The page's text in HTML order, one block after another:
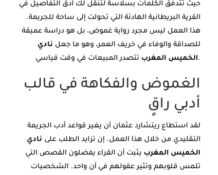
حيث تتدفق الكلمات بسلاسة لتنقل لك أدق التفاصيل في
القرية البريطانية الهادئة التي تحولت إلى ساحة للجريمة.
هذا العمل ليس مجرد رواية غموض، بل هو دراسة عميقة
للصداقة والوفاء في خريف العمر، وهو ما جعل نادي
الخميس المغربتتصدر المبيعات في وقت قياسي.
الغموض والفكاهة في قالب
أدبي راقٍ
لقد استطاع ريتشارد عثمان أن يغير قواعد أدب الجريمة
التقليدي من خلال هذا العمل. إن تزايد الطلب على نادي
الخميس المغرب يثبت أن القراء يفضلون القصص التي
تلمس قلوبهم وتثير عقولهم في آن واحد. الشخصيات